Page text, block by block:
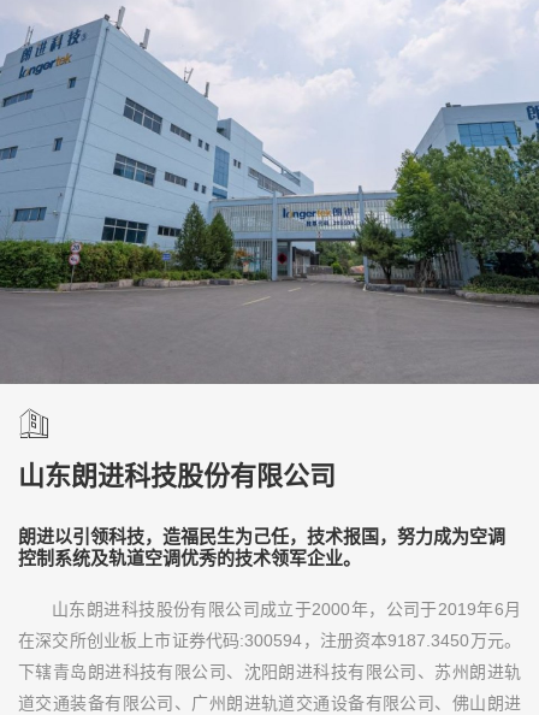
山东朗进科技股份有限公司
朗进以引领科技，造福民生为己任，技术报国，努力成为空调
控制系统及轨道空调优秀的技术领军企业。
山东朗进科技股份有限公司成立于2000年，公司于2019年6月
在深交所创业板上市证券代码:300594，注册资本9187.3450万元。
下辖青岛朗进科技有限公司、沈阳朗进科技有限公司、苏州朗进轨
道交通装备有限公司、广州朗进轨道交通设备有限公司、佛山朗进